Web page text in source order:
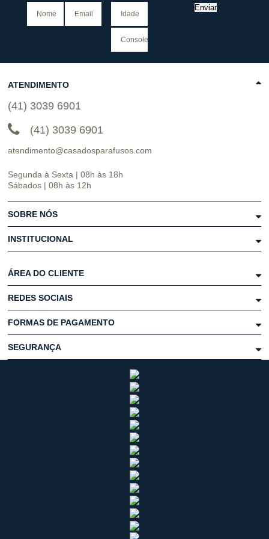
Enviar
ATENDIMENTO
(41) 3039 6901
(41) 3039 6901
atendimento@casadosparafusos.com
Segunda à Sexta | 08h às 18h
Sábados | 08h às 12h
SOBRE NÓS
INSTITUCIONAL
ÁREA DO CLIENTE
REDES SOCIAIS
FORMAS DE PAGAMENTO
SEGURANÇA